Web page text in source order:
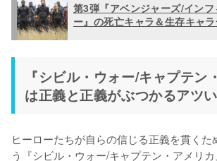
第3弾『アベンジャーズ/イン
ー』の死亡キャラ＆生存キャラ
『シビル・ウォー/キャプテン
は正義と正義がぶつかるアツ
ヒーローたちが自らの信じる正義を貫くた
う『シビル・ウォー/キャプテン・アメリ